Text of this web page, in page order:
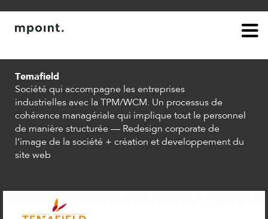
Temafield
Société qui accompagne les entreprises
industrielles avec la TPM/WCM. Un processus de
cohérence managériale qui implique tout le personnel
de manière structurée — Redesign corporate de
l’image de la société + création et developpement du
site web